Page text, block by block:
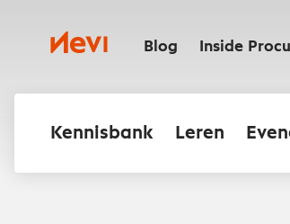
inhoudNevi Blog Inside
Kennisbank Leren